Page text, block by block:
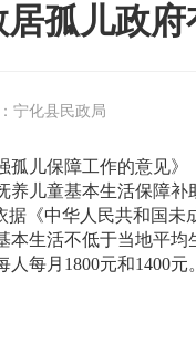
孤儿政
宁化县民政局
儿保障工作的意见》
养儿童基本生活保障
据《中华人民共和国
本生活不低于当地平
人每月1800元和1400